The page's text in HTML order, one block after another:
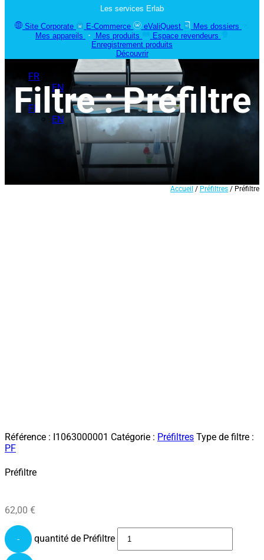
Les services Erlab
Site Corporate
E-Commerce eValiQuest
Mes dossiers
Mes appareils
Mes produits
Espace revendeurs
Enregistrement produits
Découvrir
FR
EN
FR
EN
Filtre : Préfiltre
Accueil / Préfiltres / Préfiltre
Référence : I1063000001 Catégorie : Préfiltres Type de filtre :
PF
Préfiltre
62,00 €
- quantité de Préfiltre